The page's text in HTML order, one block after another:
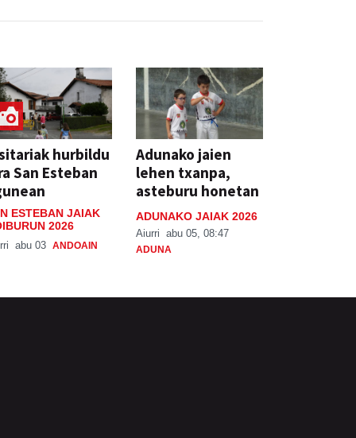
hurbildu
San Esteban
ESTEBAN JAIAK
2026
abu 03 ANDOAIN
Adunako jaien
lehen txanpa,
asteburu honetan
ADUNAKO JAIAK 2026
Aiurri abu 05, 08:47
ADUNA